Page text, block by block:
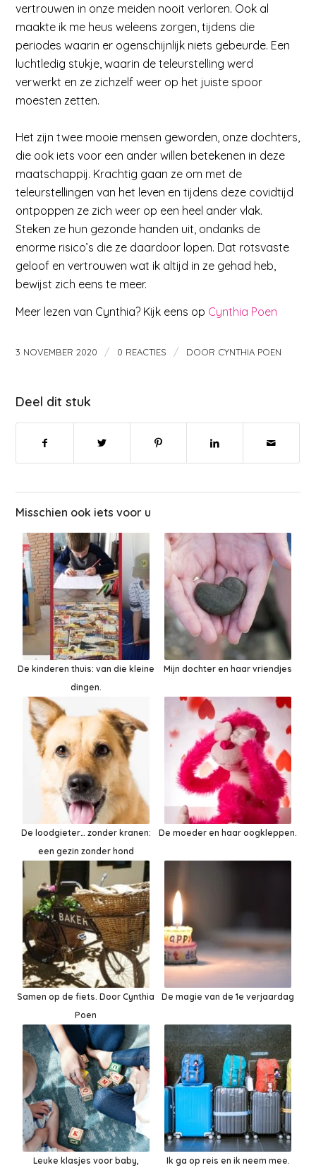
vertrouwen in onze meiden nooit verloren. Ook al
maakte ik me heus weleens zorgen, tijdens die
periodes waarin er ogenschijnlijk niets gebeurde. Een
luchtledig stukje, waarin de teleurstelling werd
verwerkt en ze zichzelf weer op het juiste spoor
moesten zetten.
Het zijn twee mooie mensen geworden, onze dochters,
die ook iets voor een ander willen betekenen in deze
maatschappij. Krachtig gaan ze om met de
teleurstellingen van het leven en tijdens deze covidtijd
ontpoppen ze zich weer op een heel ander vlak.
Steken ze hun gezonde handen uit, ondanks de
enorme risico’s die ze daardoor lopen. Dat rotsvaste
geloof en vertrouwen wat ik altijd in ze gehad heb,
bewijst zich eens te meer.
Meer lezen van Cynthia? Kijk eens op Cynthia Poen
3 NOVEMBER 2020 / 0 REACTIES / DOOR CYNTHIA POEN
Deel dit stuk
Misschien ook iets voor u
De kinderen thuis: van die kleine
dingen.
Mijn dochter en haar vriendjes
De loodgieter… zonder kranen:
een gezin zonder hond
De moeder en haar oogkleppen.
Samen op de fiets. Door Cynthia
Poen
De magie van de 1e verjaardag
Leuke klasjes voor baby,
Ik ga op reis en ik neem mee.